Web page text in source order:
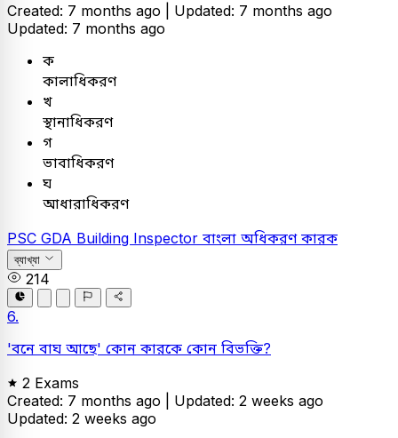
Created: 7 months ago | Updated: 7 months ago
Updated: 7 months ago
ক
কালাধিকরণ
খ
স্থানাধিকরণ
গ
ভাবাধিকরণ
ঘ
আধারাধিকরণ
PSC GDA Building Inspector বাংলা অধিকরণ কারক
ব্যাখ্যা
214
6.
'বনে বাঘ আছে' কোন কারকে কোন বিভক্তি?
2 Exams
Created: 7 months ago | Updated: 2 weeks ago
Updated: 2 weeks ago